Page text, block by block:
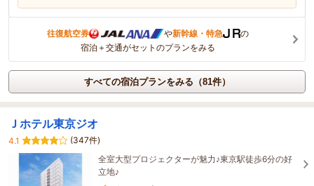
往復航空券 や新幹線・特急
の
宿泊＋交通がセットのプランをみる
すべての宿泊プランをみる（81件）
Ｊホテル東京ジオ
4.1
(347件)
全室大型プロジェクターが魅力♪東京駅徒歩6分の好
立地♪
2名がこの宿を見ています